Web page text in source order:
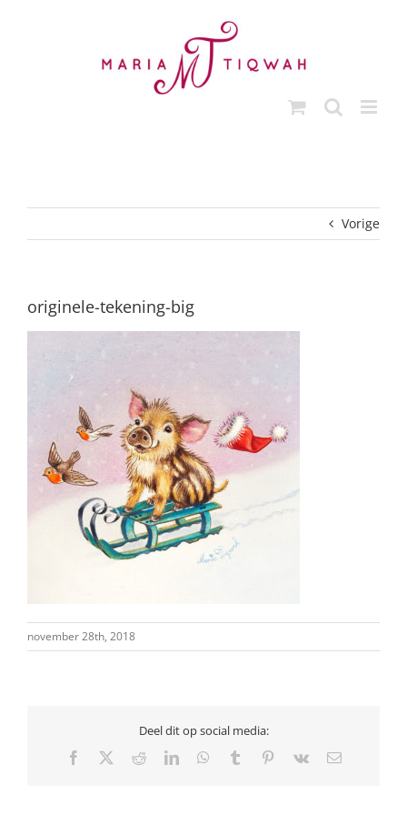
Vorige
originele-tekening-big
november 28th, 2018
Deel dit op social media:
Facebook RedditLinkedInWhatsApp
Tumblr Pinterest
Vk
E-